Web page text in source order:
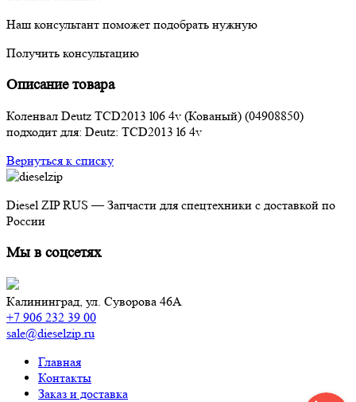
Наш консультант поможет подобрать нужную
Получить консультацию
Описание товара
Коленвал Deutz TCD2013 l06 4v (Кованый) (04908850)
подходит для: Deutz: TCD2013 l6 4v
Вернуться к списку
Diesel ZIP RUS — Запчасти для спецтехники с доставкой по
России
Мы в соцсетях
Калининград, ул. Суворова 46А
+7 906 232 39 00
sale@dieselzip.ru
Главная
Контакты
Заказ и доставка